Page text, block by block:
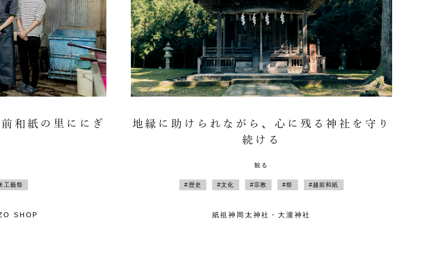
和紙の里ににぎ
工藝祭
SHOP
地縁に助けられながら、心に残る神社を守り
続ける
観る
#歴史 #文化 #宗教 #祭 #越前和紙
紙祖神岡太神社・大瀧神社